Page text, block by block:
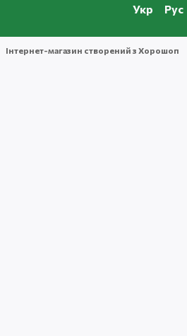
Укр Рус
Інтернет-магазин створений з Хорошоп